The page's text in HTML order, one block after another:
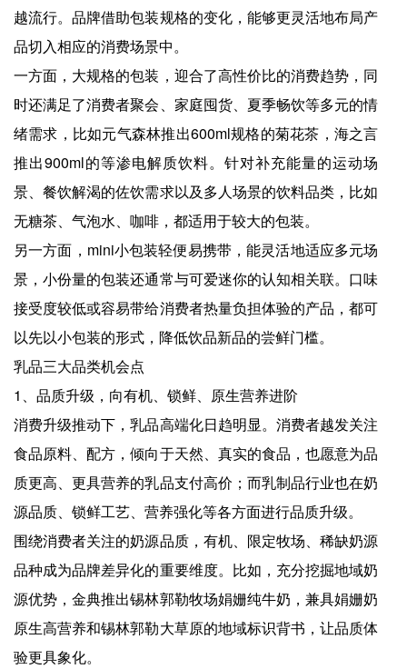
越流行。品牌借助包装规格的变化，能够更灵活地布局产
品切入相应的消费场景中。
一方面，大规格的包装，迎合了高性价比的消费趋势，同
时还满足了消费者聚会、家庭囤货、夏季畅饮等多元的情
绪需求，比如元气森林推出600ml规格的菊花茶，海之言
推出900ml的等渗电解质饮料。针对补充能量的运动场
景、餐饮解渴的佐饮需求以及多人场景的饮料品类，比如
无糖茶、气泡水、咖啡，都适用于较大的包装。
另一方面，mini小包装轻便易携带，能灵活地适应多元场
景，小份量的包装还通常与可爱迷你的认知相关联。口味
接受度较低或容易带给消费者热量负担体验的产品，都可
以先以小包装的形式，降低饮品新品的尝鲜门槛。
乳品三大品类机会点
1、品质升级，向有机、锁鲜、原生营养进阶
消费升级推动下，乳品高端化日趋明显。消费者越发关注
食品原料、配方，倾向于天然、真实的食品，也愿意为品
质更高、更具营养的乳品支付高价；而乳制品行业也在奶
源品质、锁鲜工艺、营养强化等各方面进行品质升级。
围绕消费者关注的奶源品质，有机、限定牧场、稀缺奶源
品种成为品牌差异化的重要维度。比如，充分挖掘地域奶
源优势，金典推出锡林郭勒牧场娟姗纯牛奶，兼具娟姗奶
原生高营养和锡林郭勒大草原的地域标识背书，让品质体
验更具象化。